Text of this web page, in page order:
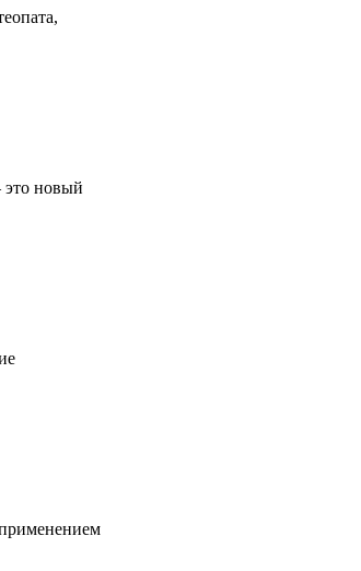
это новый